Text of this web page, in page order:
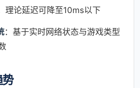
理论延迟可降至10ms以下
：基于实时网络状态与游戏类型